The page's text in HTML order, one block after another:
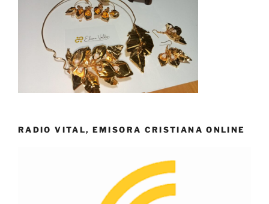
RADIO VITAL, EMISORA CRISTIANA ONLINE